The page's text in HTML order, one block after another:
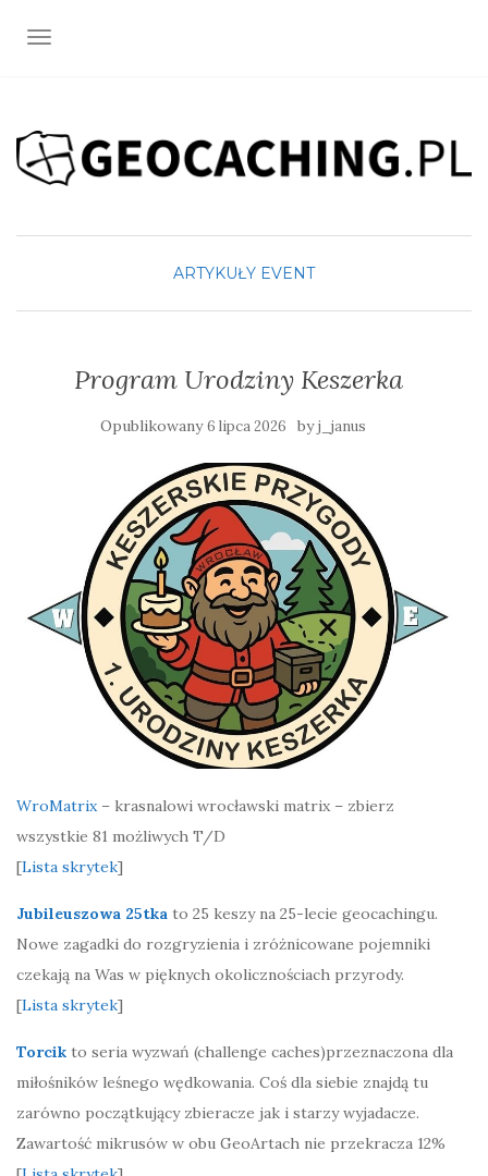
TOGGLE NAVIGATION
ARTYKUŁY EVENT
Program Urodziny Keszerka
Opublikowany6 lipca 2026 byj_janus
WroMatrix– krasnalowi wrocławski matrix – zbierz
wszystkie 81 możliwych T/D
[Lista skrytek]
Jubileuszowa 25tka to 25 keszy na 25-lecie geocachingu.
Nowe zagadki do rozgryzienia i zróżnicowane pojemniki
czekają na Was w pięknych okolicznościach przyrody.
[Lista skrytek]
Torcik to seria wyzwań (challenge caches)przeznaczona dla
miłośników leśnego wędkowania. Coś dla siebie znajdą tu
zarówno początkujący zbieracze jak i starzy wyjadacze.
Zawartość mikrusów w obu GeoArtach nie przekracza 12%